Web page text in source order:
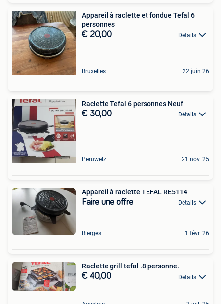
Appareil à raclette et fondue Tefal 6
personnes
€ 20,00 Détails
Bruxelles 22 juin 26
Raclette Tefal 6 personnes Neuf
€ 30,00 Détails
Peruwelz 21 nov. 25
Appareil à raclette TEFAL RE5114
Faire une offre Détails
Bierges 1 févr. 26
Raclette grill tefal .8 personne.
€ 40,00 Détails